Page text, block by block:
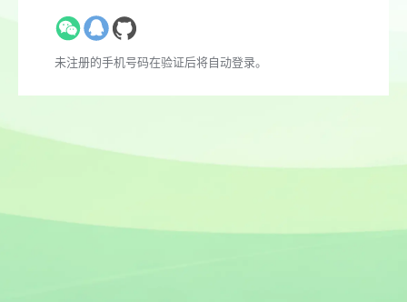
未注册的手机号码在验证后将自动登录。